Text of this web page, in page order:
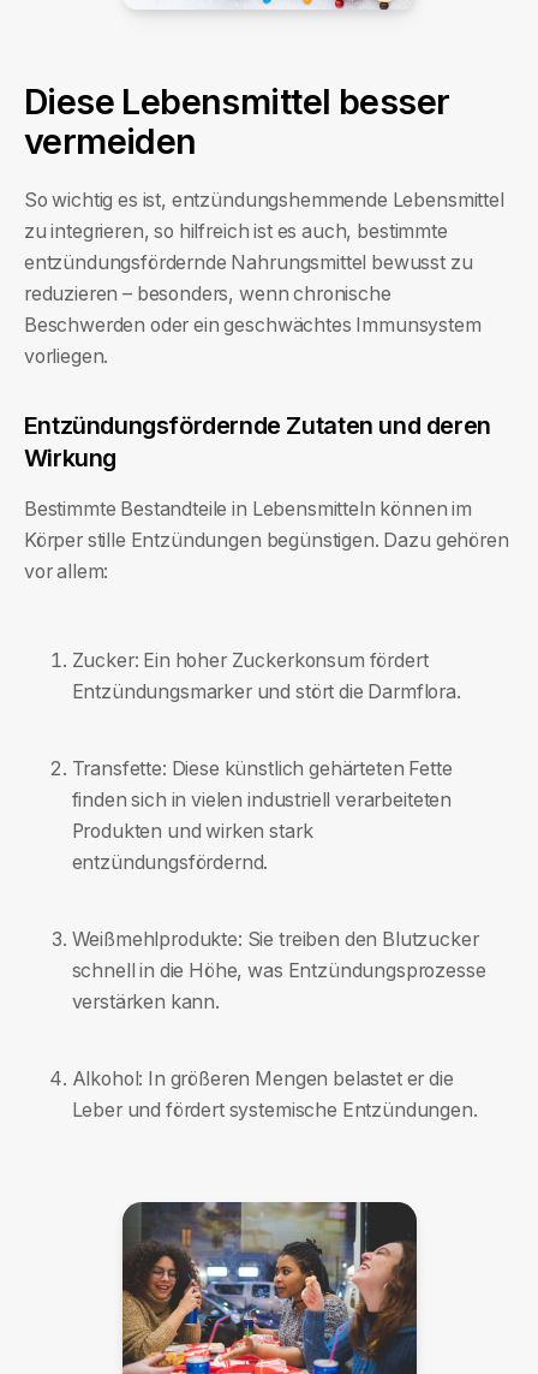
Diese Lebensmittel besser
vermeiden
So wichtig es ist, entzündungshemmende Lebensmittel
zu integrieren, so hilfreich ist es auch, bestimmte
entzündungsfördernde Nahrungsmittel bewusst zu
reduzieren – besonders, wenn chronische
Beschwerden oder ein geschwächtes Immunsystem
vorliegen.
Entzündungsfördernde Zutaten und deren
Wirkung
Bestimmte Bestandteile in Lebensmitteln können im
Körper stille Entzündungen begünstigen. Dazu gehören
vor allem:
Zucker: Ein hoher Zuckerkonsum fördert
Entzündungsmarker und stört die Darmflora.
Transfette: Diese künstlich gehärteten Fette
finden sich in vielen industriell verarbeiteten
Produkten und wirken stark
entzündungsfördernd.
Weißmehlprodukte: Sie treiben den Blutzucker
schnell in die Höhe, was Entzündungsprozesse
verstärken kann.
Alkohol: In größeren Mengen belastet er die
Leber und fördert systemische Entzündungen.